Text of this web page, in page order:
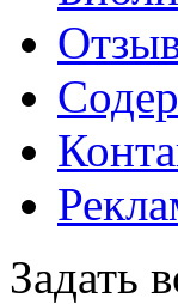
Задать